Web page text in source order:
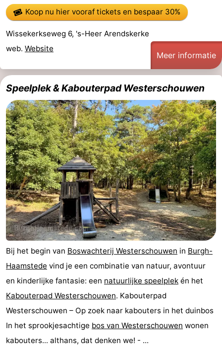
Zélande
Resort
Haamstede
-
Résidence
't
Hof
van
Haamstede
-
Schouwen
-
Schouwse
Valleien
-
Soeten
Haert
Wijde
Blick
-
Zeeland
Village
-
Zeeuwse
Kust
-
Zonnedorp
-
’t
Hof
van
Haamstede
Last
minutes
Strand
Zien
doen
Bezienswaardigheden
-
Musea
-
Monumenten
-
Koop nu hier vooraf ticketsen bespaar 30%
Wissekerkseweg 6, 's-Heer Arendskerke
web. Website
Meer informatie
Speelplek & Kabouterpad Westerschouwen
Bij het begin van Boswachterij Westerschouwen in Burgh-
Haamstede vind je een combinatie van natuur, avontuur
en kinderlijke fantasie: een natuurlijke speelplek én het
Kabouterpad Westerschouwen. Kabouterpad
Westerschouwen – Op zoek naar kabouters in het duinbos
In het sprookjesachtige bos van Westerschouwen wonen
kabouters... althans, dat denken we! - ...